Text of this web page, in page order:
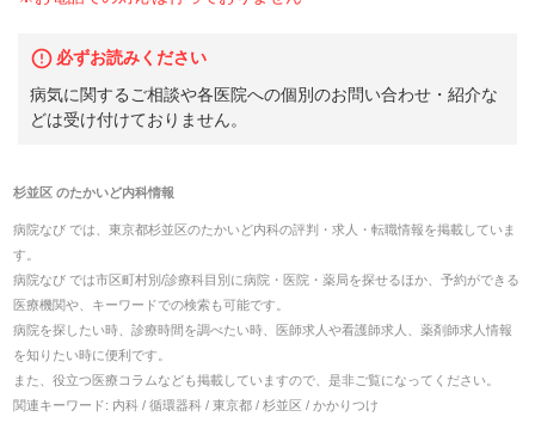
必ずお読みください
病気に関するご相談や各医院への個別のお問い合わせ・紹介な
どは受け付けておりません。
杉並区のたかいど内科情報
病院なび では、 東京都杉並区のたかいど内科の評判・求人・転職情報を掲載していま
す。
病院なび では市区町村別/診療科目別に病院・医院・薬局を探せるほか、予約ができる
医療機関や、キーワードでの検索も可能です。
病院を探したい時、診療時間を調べたい時、医師求人や看護師求人、薬剤師求人情報
を知りたい時に便利です。
また、役立つ医療コラムなども掲載していますので、是非ご覧になってください。
関連キーワード: 内科 / 循環器科 / 東京都 / 杉並区 / かかりつけ